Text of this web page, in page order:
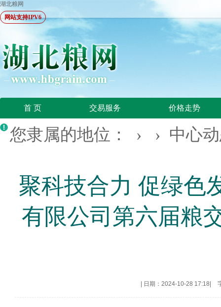
湖北粮网
网站支持IPV6
首 页 交易服务 价格走势
您隶属的地位： › › 中心
聚科技合力 促绿
有限公司第六届粮
日期：2024-10-28 17:18